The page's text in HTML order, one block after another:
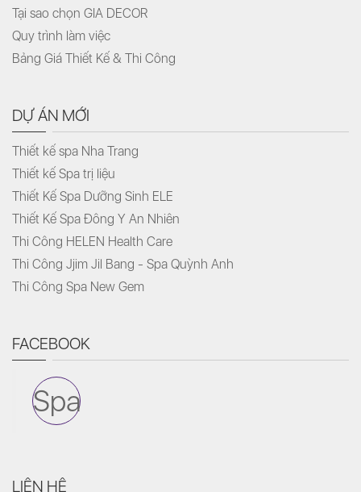
Tại sao chọn GIA DECOR
Quy trình làm việc
Bảng Giá Thiết Kế & Thi Công
DỰ ÁN MỚI
Thiết kế spa Nha Trang
Thiết kế Spa trị liệu
Thiết Kế Spa Dưỡng Sinh ELE
Thiết Kế Spa Đông Y An Nhiên
Thi Công HELEN Health Care
Thi Công Jjim Jil Bang - Spa Quỳnh Anh
Thi Công Spa New Gem
FACEBOOK
Spa
LIÊN HỆ